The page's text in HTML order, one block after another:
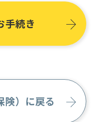
手続き
険）に戻る